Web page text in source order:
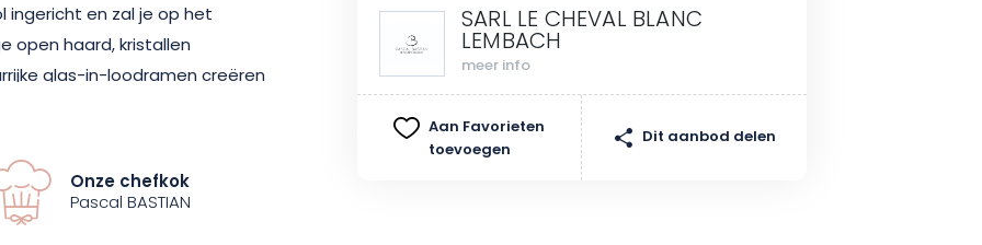
ingericht en zal je op het
open haard, kristallen
glas-in-loodramen creëren
Of je nu met z’n
delen en te genieten van een
speciale cadeaupakketten
te reserveren, zodat je
Onze chefkok
Pascal BASTIAN
SARL LE CHEVAL BLANC
LEMBACH
meer info
Aan Favorieten
toevoegen
Dit aanbod delen